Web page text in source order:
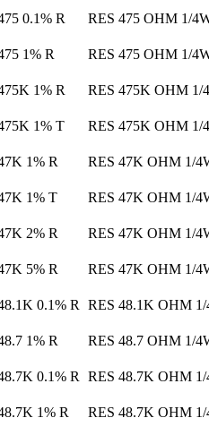
0.1% R
RES 475 OHM 1/
1% R
RES 475 OHM 1/
1% R
RES 475K OHM
1% T
RES 475K OHM
1% R
RES 47K OHM 1/
1% T
RES 47K OHM 1/
2% R
RES 47K OHM 1/
5% R
RES 47K OHM 1/
0.1% R
RES 48.1K OHM
1% R
RES 48.7 OHM 1/
0.1% R
RES 48.7K OHM
1% R
RES 48.7K OHM